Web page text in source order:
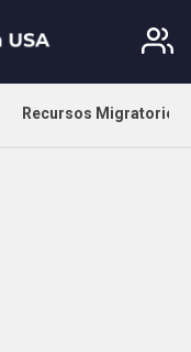
Recursos Migratorios